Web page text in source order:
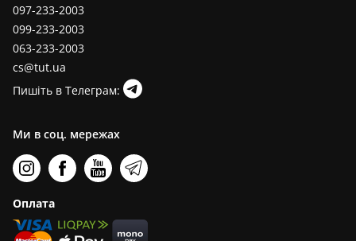
097-233-2003
099-233-2003
063-233-2003
cs@tut.ua
Пишіть в Телеграм:
Ми в соц. мережах
Оплата